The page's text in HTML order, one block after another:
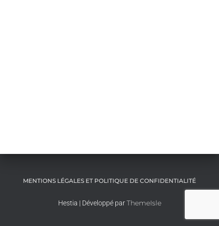
MENTIONS LÉGALES ET POLITIQUE DE CONFIDENTIALITÉ
Hestia | Développé parThemeIsle